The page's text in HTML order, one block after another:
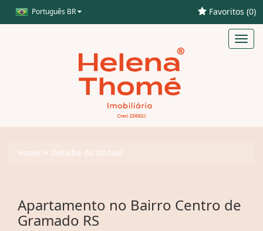
Português BR Favoritos (0)
Home Detalhe do Imóvel
Apartamento no Bairro Centro de
Gramado RS